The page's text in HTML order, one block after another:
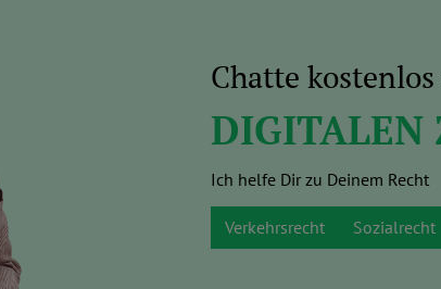
Chatte
DIGITALEN
Ich helfe Dir zu Deinem Recht
Verkehrsrecht Sozialrecht